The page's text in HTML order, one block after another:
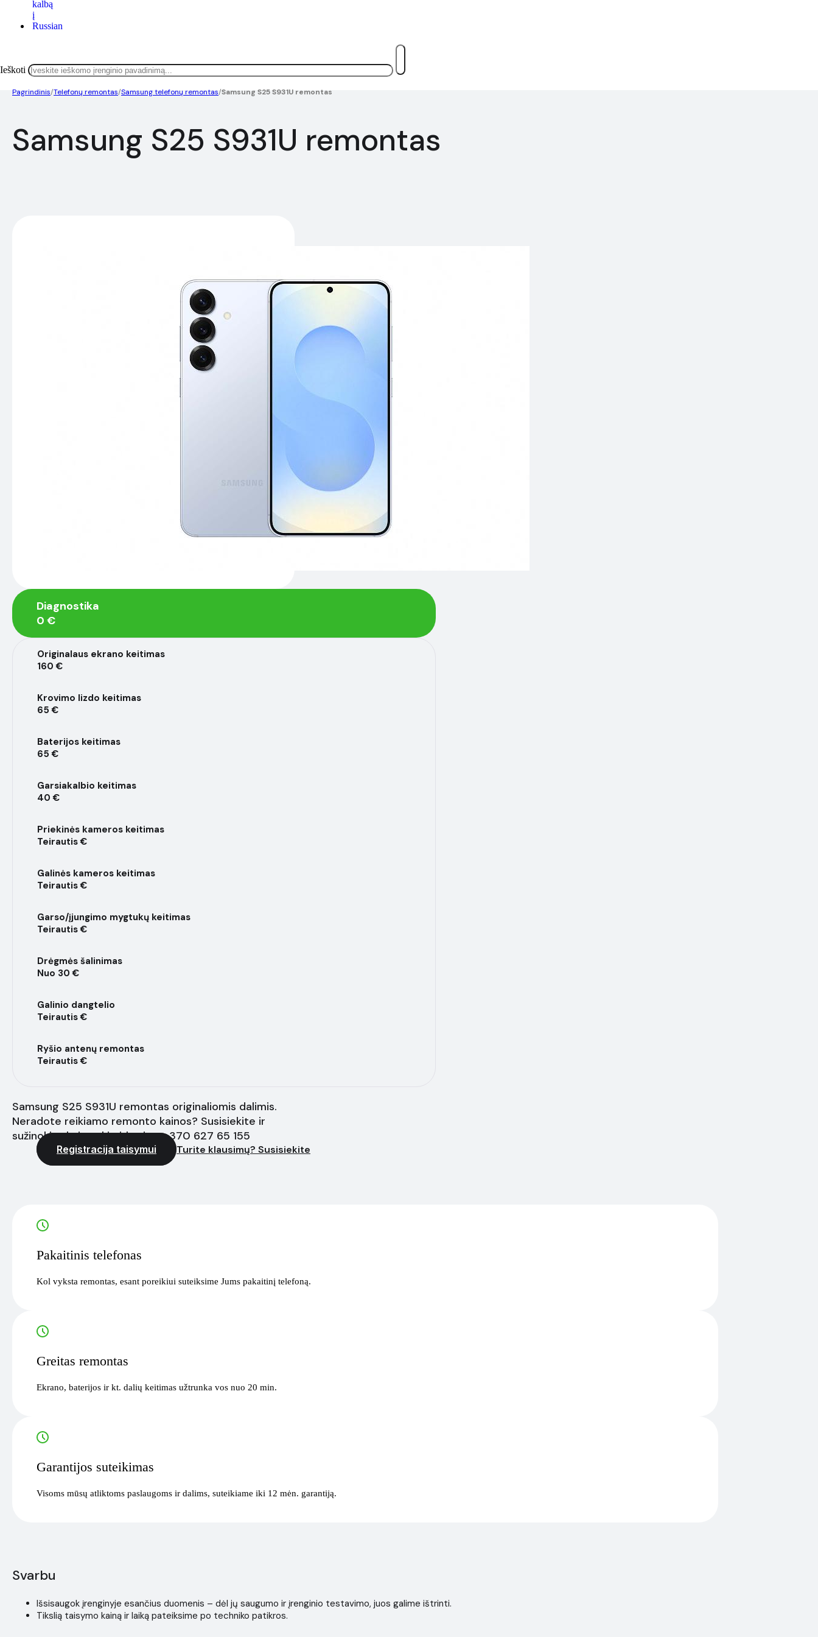
Ieškoti
Pagrindinis/Telefonų remontas/Samsung telefonų remontas/Samsung S25 S931U remontas
Samsung S25 S931U remontas
Diagnostika
0 €
Originalaus ekrano keitimas
160 €
Krovimo lizdo keitimas
65 €
Baterijos keitimas
65 €
Garsiakalbio keitimas
40 €
Priekinės kameros keitimas
Teirautis €
Galinės kameros keitimas
Teirautis €
Garso/įjungimo mygtukų keitimas
Teirautis €
Drėgmės šalinimas
Nuo 30 €
Galinio dangtelio
Teirautis €
Ryšio antenų remontas
Teirautis €
Samsung S25 S931U remontas originaliomis dalimis.
Neradote reikiamo remonto kainos? Susisiekite ir
sužinokite kainą akimirksniu - +370 627 65 155
Registracija taisymui Turite klausimų? Susisiekite
Pakaitinis telefonas
Kol vyksta remontas, esant poreikiui suteiksime Jums pakaitinį telefoną.
Greitas remontas
Ekrano, baterijos ir kt. dalių keitimas užtrunka vos nuo 20 min.
Garantijos suteikimas
Visoms mūsų atliktoms paslaugoms ir dalims, suteikiame iki 12 mėn. garantiją.
Svarbu
Išsisaugok įrenginyje esančius duomenis – dėl jų saugumo ir įrenginio testavimo, juos galime ištrinti.
Tikslią taisymo kainą ir laiką pateiksime po techniko patikros.